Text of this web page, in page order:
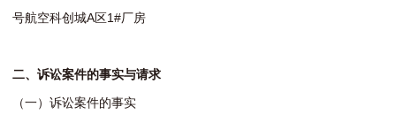
号航空科创城A区1#厂房
二、诉讼案件的事实与请求
（一）诉讼案件的事实